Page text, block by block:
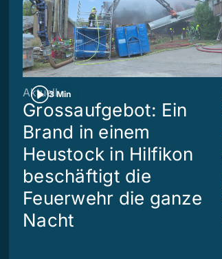
3 Min
Aktuell
Grossaufgebot: Ein
Brand in einem
Heustock in Hilfikon
beschäftigt die
Feuerwehr die ganze
Nacht